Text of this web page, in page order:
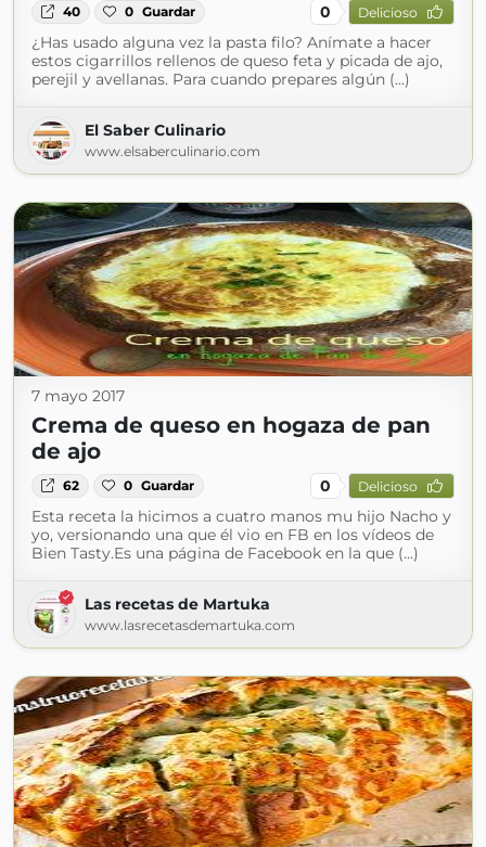
40 0 Guardar 0 Delicioso
¿Has usado alguna vez la pasta filo? Anímate a hacer
estos cigarrillos rellenos de queso feta y picada de ajo,
perejil y avellanas. Para cuando prepares algún (...)
El Saber Culinario
www.elsaberculinario.com
7 mayo 2017
Crema de queso en hogaza de pan
de ajo
62 0 Guardar 0 Delicioso
Esta receta la hicimos a cuatro manos mu hijo Nacho y
yo, versionando una que él vio en FB en los vídeos de
Bien Tasty.Es una página de Facebook en la que (...)
Las recetas de Martuka
www.lasrecetasdemartuka.com